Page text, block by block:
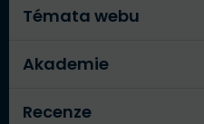
Témata webu
Akademie
Recenze